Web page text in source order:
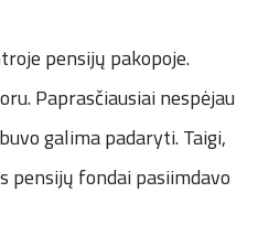
pensijų pakopoje.
Paprasčiausiai nespėjau
galima padaryti. Taigi,
pensijų fondai pasiimdavo